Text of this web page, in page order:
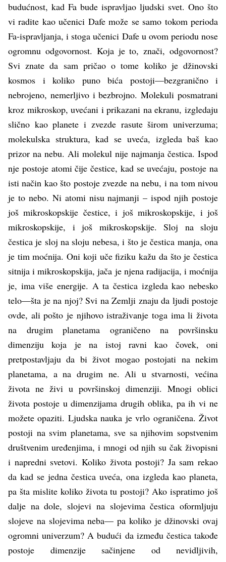
budućnost, kad Fa bude ispravljao ljudski svet. Ono što
vi radite kao učenici Dafe može se samo tokom perioda
Fa-ispravljanja, i stoga učenici Dafe u ovom periodu nose
ogromnu odgovornost. Koja je to, znači, odgovornost?
Svi znate da sam pričao o tome koliko je džinovski
kosmos i koliko puno bića postoji—bezgranično i
nebrojeno, nemerljivo i bezbrojno. Molekuli posmatrani
kroz mikroskop, uvećani i prikazani na ekranu, izgledaju
slično kao planete i zvezde rasute širom univerzuma;
molekulska struktura, kad se uveća, izgleda baš kao
prizor na nebu. Ali molekul nije najmanja čestica. Ispod
nje postoje atomi čije čestice, kad se uvećaju, postoje na
isti način kao što postoje zvezde na nebu, i na tom nivou
je to nebo. Ni atomi nisu najmanji – ispod njih postoje
još mikroskopskije čestice, i još mikroskopskije, i još
mikroskopskije, i još mikroskopskije. Sloj na sloju
čestica je sloj na sloju nebesa, i što je čestica manja, ona
je tim moćnija. Oni koji uče fiziku kažu da što je čestica
sitnija i mikroskopskija, jača je njena radijacija, i moćnija
je, ima više energije. A ta čestica izgleda kao nebesko
telo—šta je na njoj? Svi na Zemlji znaju da ljudi postoje
ovde, ali pošto je njihovo istraživanje toga ima li života
na drugim planetama ograničeno na površinsku
dimenziju koja je na istoj ravni kao čovek, oni
pretpostavljaju da bi život mogao postojati na nekim
planetama, a na drugim ne. Ali u stvarnosti, većina
života ne živi u površinskoj dimenziji. Mnogi oblici
života postoje u dimenzijama drugih oblika, pa ih vi ne
možete opaziti. Ljudska nauka je vrlo ograničena. Život
postoji na svim planetama, sve sa njihovim sopstvenim
društvenim uređenjima, i mnogi od njih su čak živopisni
i napredni svetovi. Koliko života postoji? Ja sam rekao
da kad se jedna čestica uveća, ona izgleda kao planeta,
pa šta mislite koliko života tu postoji? Ako ispratimo još
dalje na dole, slojevi na slojevima čestica oformljuju
slojeve na slojevima neba— pa koliko je džinovski ovaj
ogromni univerzum? A budući da između čestica takođe
postoje dimenzije sačinjene od nevidljivih,